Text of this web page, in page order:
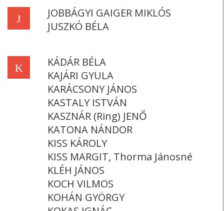
J
JOBBÁGYI GAIGER MIKLÓS
JUSZKÓ BÉLA
K
KÁDÁR BÉLA
KAJÁRI GYULA
KARÁCSONY JÁNOS
KASTALY ISTVÁN
KASZNÁR (Ring) JENŐ
KATONA NÁNDOR
KISS KÁROLY
KISS MARGIT, Thorma Jánosné
KLÉH JÁNOS
KOCH VILMOS
KOHÁN GYÖRGY